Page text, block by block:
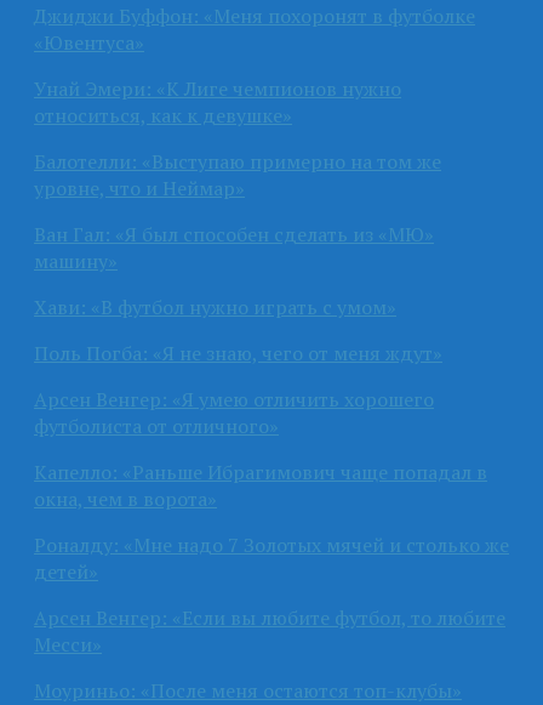
Джиджи Буффон: «Меня похоронят в футболке
«Ювентуса»
Унай Эмери: «К Лиге чемпионов нужно
относиться, как к девушке»
Балотелли: «Выступаю примерно на том же
уровне, что и Неймар»
Ван Гал: «Я был способен сделать из «МЮ»
машину»
Хави: «В футбол нужно играть с умом»
Поль Погба: «Я не знаю, чего от меня ждут»
Арсен Венгер: «Я умею отличить хорошего
футболиста от отличного»
Капелло: «Раньше Ибрагимович чаще попадал в
окна, чем в ворота»
Роналду: «Мне надо 7 Золотых мячей и столько же
детей»
Арсен Венгер: «Если вы любите футбол, то любите
Месси»
Моуриньо: «После меня остаются топ-клубы»